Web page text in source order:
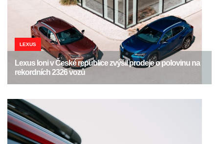
LEXUS
Lexus loni v České republice zvýšil prodeje o polovinu na
rekordních 2326 vozů